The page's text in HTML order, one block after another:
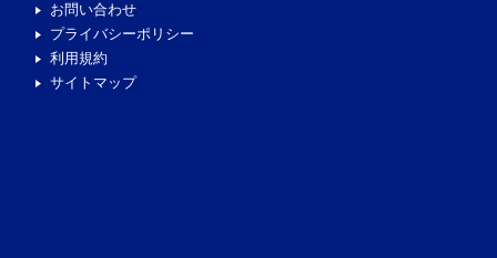
お問い合わせ
プライバシーポリシー
利用規約
サイトマップ